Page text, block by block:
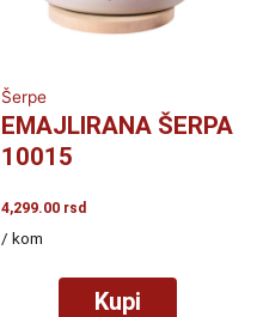
Šerpe
EMAJLIRANA ŠERPA
10015
4,299.00 rsd
/ kom
Kupi